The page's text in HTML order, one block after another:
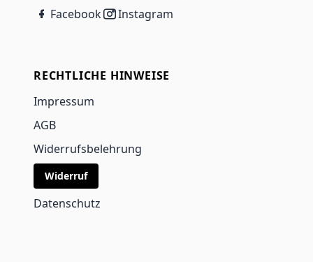
Facebook
Instagram
RECHTLICHE HINWEISE
Impressum
AGB
Widerrufsbelehrung
Widerruf
Datenschutz